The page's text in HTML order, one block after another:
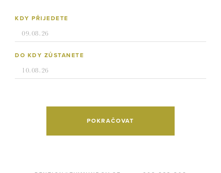
KDY PŘIJEDETE
DO KDY ZŮSTANETE
POKRAČOVAT